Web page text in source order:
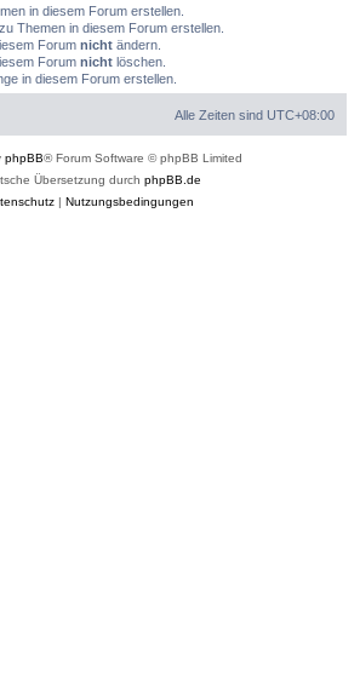
in diesem Forum erstellen.
Themen in diesem Forum erstellen.
Forum nichtändern.
Forum nichtlöschen.
in diesem Forum erstellen.
Alle Zeiten sind UTC+08:00
phpBB® Forum Software © phpBB Limited
Übersetzung durch phpBB.de
| Nutzungsbedingungen